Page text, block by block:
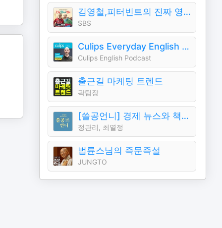
김영철,피터빈트의 진짜 영국식 영어（김영철의 파워FM）
SBS
Culips Everyday English Podcast
Culips English Podcast
출근길 마케팅 트렌드
곽팀장
[쓸공언니] 경제 뉴스와 책 읽기
정관리, 최열정
법륜스님의 즉문즉설
JUNGTO